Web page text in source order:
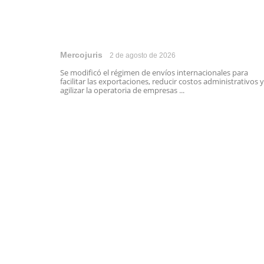
Mercojuris 2 de agosto de 2026
Se modificó el régimen de envíos internacionales para
facilitar las exportaciones, reducir costos administrativos y
agilizar la operatoria de empresas ...